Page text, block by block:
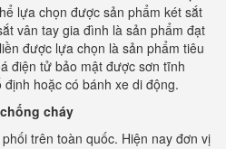
lựa chọn được sản phẩm két sắt
vân tay gia đình là sản phẩm đạt
được lựa chọn là sản phẩm tiêu
điện tử bảo mật được sơn tĩnh
hoặc có bánh xe di động.
cháy
trên toàn quốc. Hiện nay đơn vị